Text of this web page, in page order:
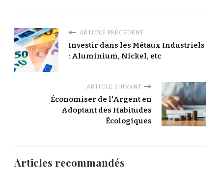
ARTICLE PRÉCÉDENT
Investir dans les Métaux Industriels
: Aluminium, Nickel, etc
ARTICLE SUIVANT
Économiser de l'Argent en
Adoptant des Habitudes
Écologiques
Articles recommandés